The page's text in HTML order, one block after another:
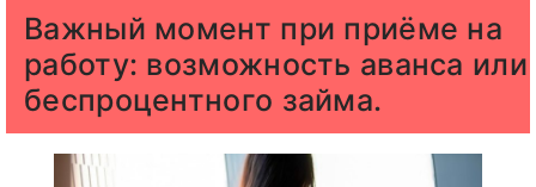
Важный момент при приёме на
работу: возможность аванса или
беспроцентного займа.